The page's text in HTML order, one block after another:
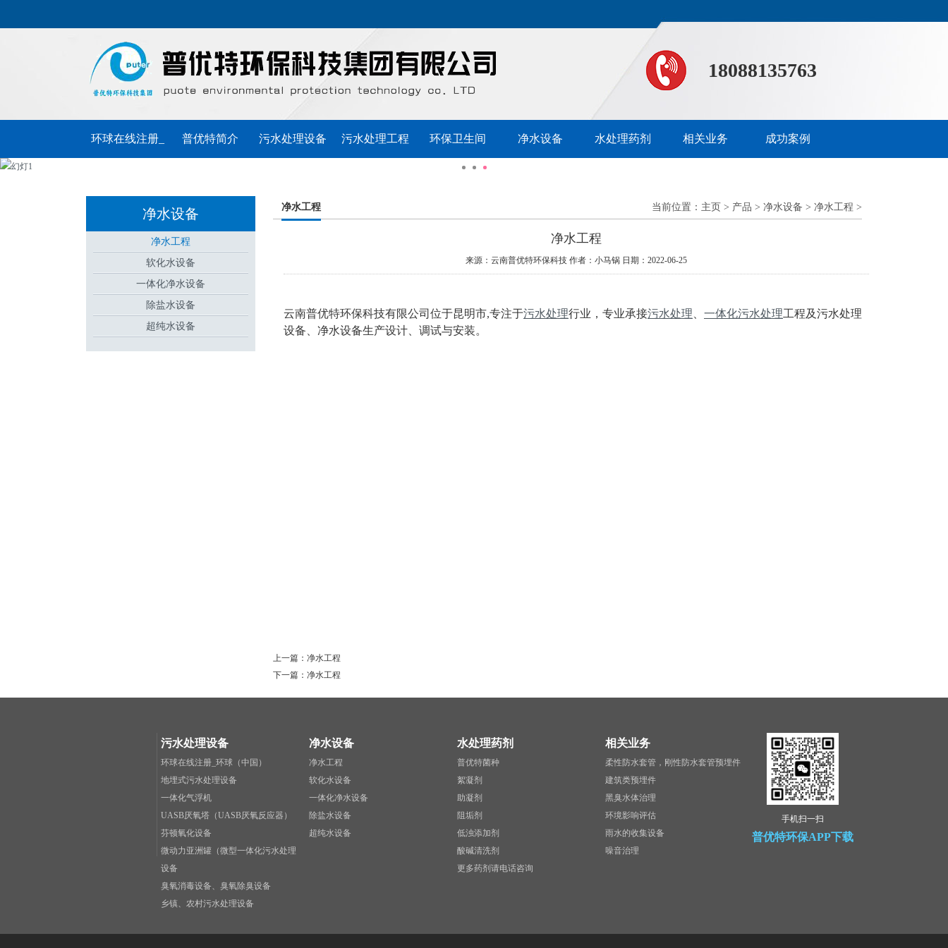
18088135763
环球在线注册_ 普优特简介 污水处理设备 污水处理工程 环保卫生间 净水设备 水处理药剂 相关业务 成功案例
净水设备
净水工程
软化水设备
一体化净水设备
除盐水设备
超纯水设备
净水工程 当前位置： 主页 > 产品 > 净水设备 > 净水工程 >
净水工程
来源：云南普优特环保科技 作者：小马锅 日期：2022-06-25
云南普优特环保科技有限公司位于昆明市,专注于污水处理行业，专业承接污水处理 一体化污水处理工程及污水处理
设备、净水设备生产设计、调试与安装。
上一篇： 净水工程
下一篇： 净水工程
污水处理设备
环球在线注册_环球（中国）
地埋式污水处理设备
一体化气浮机
UASB厌氧塔（UASB厌氧反应器）
芬顿氧化设备
微动力亚洲罐（微型一体化污水处理
设备
臭氧消毒设备、臭氧除臭设备
乡镇、农村污水处理设备
净水设备
净水工程
软化水设备
一体化净水设备
除盐水设备
超纯水设备
水处理药剂
普优特菌种
絮凝剂
助凝剂
阻垢剂
低浊添加剂
酸碱清洗剂
更多药剂请电话咨询
相关业务
柔性防水套管，刚性防水套管预埋件
建筑类预埋件
黑臭水体治理
环境影响评估
雨水的收集设备
噪音治理
手机扫一扫
普优特环保APP下载